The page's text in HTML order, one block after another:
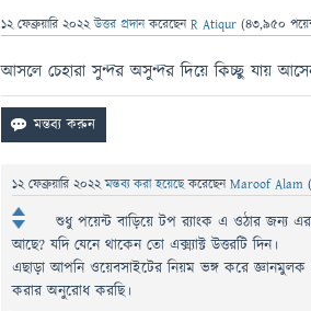
12 ফেব্রুয়ারি 2022 উত্তর প্রদান করেছেনR Atiqur (43,950
আসলে চেহারা সুন্দর অসুন্দর দিয়ে কিচ্ছু যায়
12 ফেব্রুয়ারি 2022 মন্তব্য করা হয়েছেকরেছেনMaroof Alam
শুধু পয়েন্ট বাড়িয়ে টপ র‍্যাংক এ ওঠার জন্য
আছে? যদি যেনে থাকেন তো এক্স্যাক্ট উত্তরটি দিন।
এছাড়া আপনি ওয়েবসাইটের নিয়ম ভঙ্গ করে জ্ঞানমুলক
করার অনুরোধ করছি।